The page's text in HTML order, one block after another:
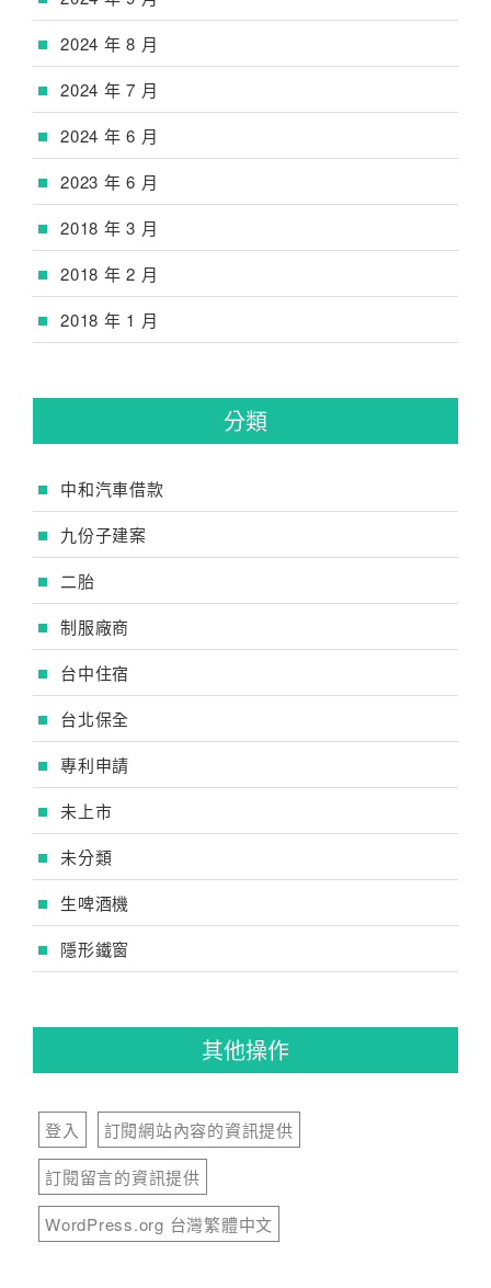
2024 年 8 月
2024 年 7 月
2024 年 6 月
2023 年 6 月
2018 年 3 月
2018 年 2 月
2018 年 1 月
分類
中和汽車借款
九份子建案
二胎
制服廠商
台中住宿
台北保全
專利申請
未上市
未分類
生啤酒機
隱形鐵窗
其他操作
登入 訂閱網站內容的資訊提供
訂閱留言的資訊提供
WordPress.org 台灣繁體中文